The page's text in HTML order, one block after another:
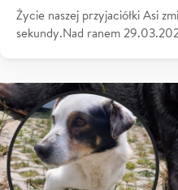
Życie naszej przyjaciółki Asi
sekundy.Nad ranem